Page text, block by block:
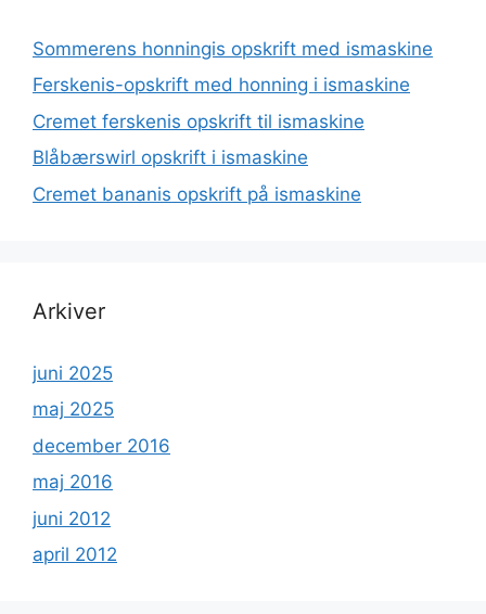
Sommerens honningis opskrift med ismaskine
Ferskenis-opskrift med honning i ismaskine
Cremet ferskenis opskrift til ismaskine
Blåbærswirl opskrift i ismaskine
Cremet bananis opskrift på ismaskine
Arkiver
juni 2025
maj 2025
december 2016
maj 2016
juni 2012
april 2012